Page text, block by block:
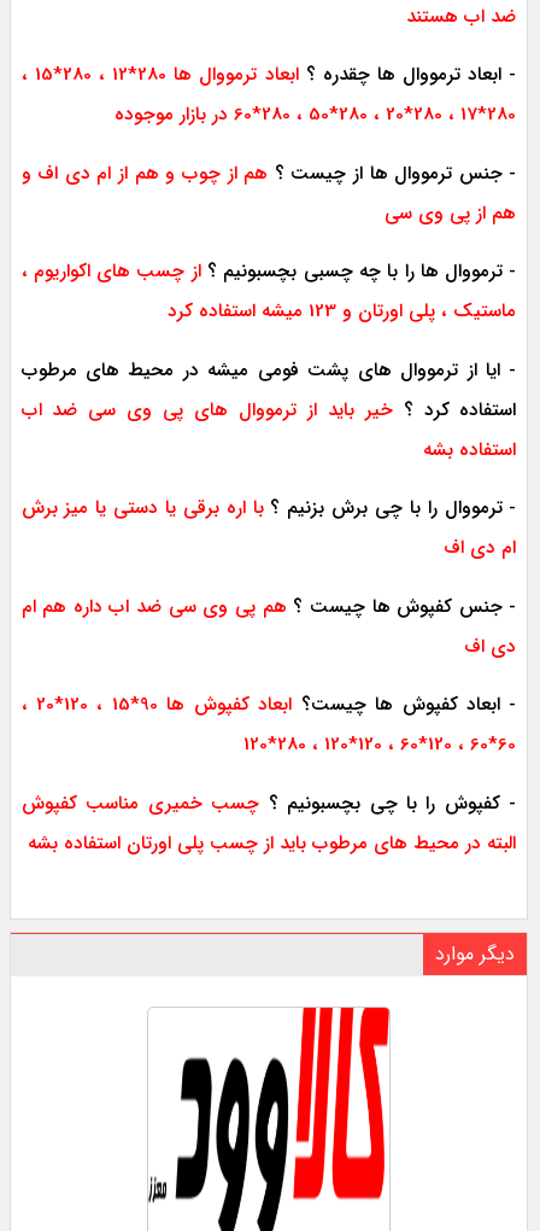
ضد اب هستند
- ابعاد ترمووال ها چقدره ؟
ابعاد ترمووال ها 280*12 ، 280*15 ،
280*17 ، 280*20 ، 280*50 ، 280*60 در بازار موجوده
- جنس ترمووال ها از چیست ؟ هم از چوب و هم از ام دی اف و
هم از پی وی سی
- ترمووال ها را با چه چسبی بچسبونیم ؟از چسب های اکواریوم ،
ماستیک ، پلی اورتان و 123 میشه استفاده کرد
- ایا از ترمووال های پشت فومی میشه در محیط های مرطوب
استفاده کرد ؟خیر باید از ترمووال های پی وی سی ضد اب
استفاده بشه
- ترمووال را با چی برش بزنیم ؟ با اره برقی یا دستی یا میز برش
ام دی اف
- جنس کفپوش ها چیست ؟ هم پی وی سی ضد اب داره هم ام
دی اف
- ابعاد کفپوش ها چیست؟
ابعاد کفپوش ها 90*15 ، 120*20 ،
60*60 ، 120*60 ، 120*120 ، 280*120
- کفپوش را با چی بچسبونیم ؟ چسب خمیری مناسب کفپوش
البته در محیط های مرطوب باید از چسب پلی اورتان استفاده بشه
دیگر موارد